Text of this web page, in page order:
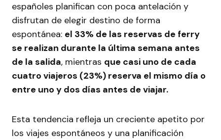
españoles planifican con poca antelación y
disfrutan de elegir destino de forma
espontánea: el 33% de las reservas de ferry
se realizan durante la última semana antes
de la salida, mientras que casi uno de cada
cuatro viajeros (23%) reserva el mismo día o
entre uno y dos días antes de viajar.
Esta tendencia refleja un creciente apetito por
los viajes espontáneos y una planificación